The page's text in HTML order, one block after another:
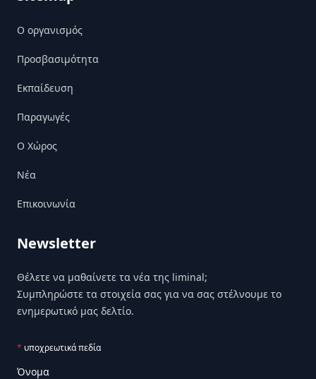
Ο οργανισμός
Προσβασιμότητα
Εκπαίδευση
Παραγωγές
Ο Χώρος
Nέα
Επικοινωνία
Newsletter
Θέλετε να μαθαίνετε τα νέα της liminal;
Συμπληρώστε τα στοιχεία σας για να σας στέλνουμε το
ενημερωτικό μας δελτίο.
* υποχρεωτικά πεδία
Όνομα